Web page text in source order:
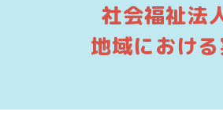
社会福祉法
地域におけ